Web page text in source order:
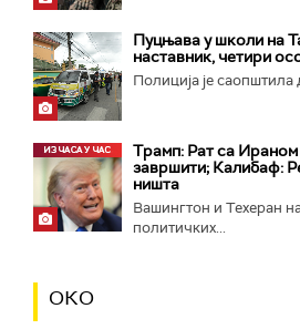
Пуцњава у школи на
наставник, четири
Полиција је саопштила
Трамп: Рат са
завршити; Калибаф:
ништа
Вашингтон и Техеран
политичких...
ОКО